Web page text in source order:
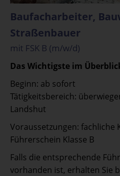
Baufacharbeiter,
Straßenbauer
mit FSK B (m/w/d)
Das Wichtigste im
Beginn: ab sofort
Tätigkeitsbereich:
Landshut
Voraussetzungen: fachliche
Führerschein Klasse B
Falls die entsprechende
vorhanden ist, erhalten Sie